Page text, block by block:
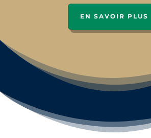
EN SAVOIR PLUS